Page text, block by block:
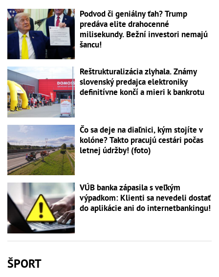
Podvod či geniálny ťah? Trump
predáva elite drahocenné
milisekundy. Bežní investori nemajú
šancu!
Reštrukturalizácia zlyhala. Známy
slovenský predajca elektroniky
definitívne končí a mieri k bankrotu
Čo sa deje na diaľnici, kým stojíte v
kolóne? Takto pracujú cestári počas
letnej údržby! (foto)
VÚB banka zápasila s veľkým
výpadkom: Klienti sa nevedeli dostať
do aplikácie ani do internetbankingu!
ŠPORT